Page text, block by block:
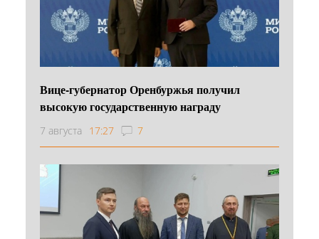
Вице-губернатор Оренбуржья получил
высокую государственную награду
7 августа 17:27 7